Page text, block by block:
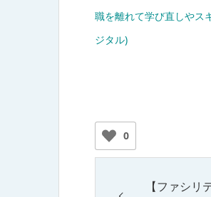
職を離れて学び直しやス
ジタル)
0
【ファシリ